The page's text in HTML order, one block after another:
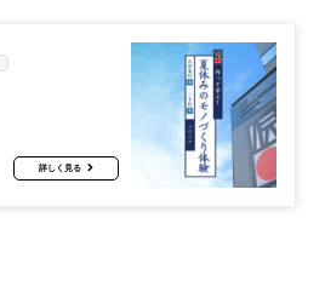
詳しく見る